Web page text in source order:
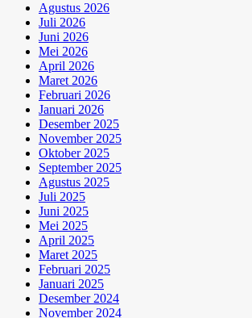
Agustus 2026
Juli 2026
Juni 2026
Mei 2026
April 2026
Maret 2026
Februari 2026
Januari 2026
Desember 2025
November 2025
Oktober 2025
September 2025
Agustus 2025
Juli 2025
Juni 2025
Mei 2025
April 2025
Maret 2025
Februari 2025
Januari 2025
Desember 2024
November 2024